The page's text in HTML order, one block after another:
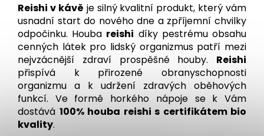
Reishi v kávě je silný kvalitní produkt, který vám
usnadní start do nového dne a zpříjemní chvilky
odpočinku. Houba reishi díky pestrému obsahu
cenných látek pro lidský organizmus patří mezi
nejvzácnější zdraví prospěšné houby. Reishi
přispívá k přirozené obranyschopnosti
organizmu a k udržení zdravých oběhových
funkcí. Ve formě horkého nápoje se k Vám
dostává 100% houba reishi s certifikátem bio
kvality.